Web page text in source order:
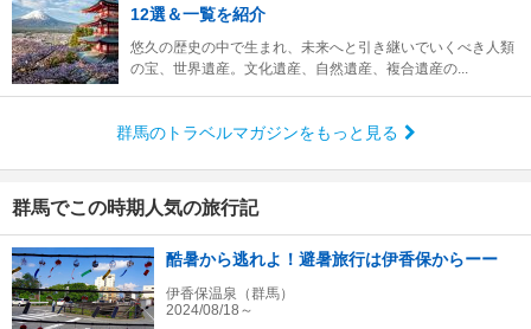
12選＆一覧を紹介
悠久の歴史の中で生まれ、未来へと引き継いでいくべき人類
の宝、世界遺産。文化遺産、自然遺産、複合遺産の...
群馬のトラベルマガジンをもっと見る
群馬でこの時期人気の旅行記
酷暑から逃れよ！避暑旅行は伊香保からーー
伊香保温泉（群馬）
2024/08/18～